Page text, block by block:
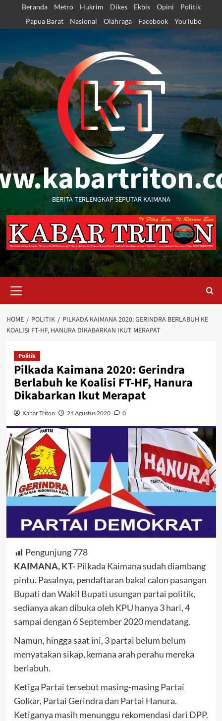
content
Beranda Metro Hukrim Dikes Ekbis Opini
Politik
Papua Barat
Nasional Olahraga Facebook YouTube
BERITA TERLENGKAP SEPUTAR KAIMANA
Menu
HOME POLITIK
PILKADA KAIMANA 2020: GERINDRA BERLABUH KE
KOALISI FT-HF, HANURA DIKABARKAN IKUT MERAPAT
Politik
Pilkada Kaimana 2020: Gerindra
Berlabuh ke Koalisi FT-HF, Hanura
Dikabarkan Ikut Merapat
Kabar Triton 24 Agustus 2020 0
Pengunjung 778
KAIMANA, KT-Pilkada Kaimana sudah diambang
pintu. Pasalnya, pendaftaran bakal calon pasangan
Bupati dan Wakil Bupati usungan partai politik,
sedianya akan dibuka oleh KPU hanya 3 hari, 4
sampai dengan 6 September 2020 mendatang.
Namun, hingga saat ini, 3 partai belum belum
menyatakan sikap, kemana arah perahu mereka
berlabuh.
Ketiga Partai tersebut masing-masing Partai
Golkar, Partai Gerindra dan Partai Hanura.
Ketiganya masih menunggu rekomendasi dari DPP.